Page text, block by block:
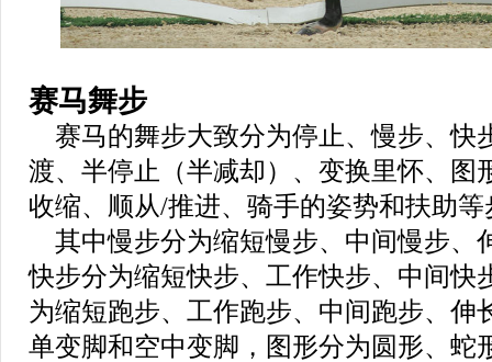
赛马舞步
赛马的舞步大致分为停止、慢步、快
渡、半停止（半减却）、变换里怀、图
收缩、顺从/推进、骑手的姿势和扶助等
其中慢步分为缩短慢步、中间慢步、
快步分为缩短快步、工作快步、中间快
为缩短跑步、工作跑步、中间跑步、伸
单变脚和空中变脚，图形分为圆形、蛇